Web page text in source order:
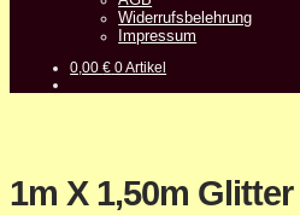
Widerrufsbelehrung
Impressum
0,00€ 0 Artikel
1m X 1,50m